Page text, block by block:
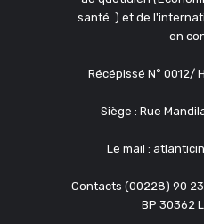
santé..) et de
en
Récépissé N° 0012/
Siège : Rue
Le mail :
Contacts (00228) 90
BP 30362